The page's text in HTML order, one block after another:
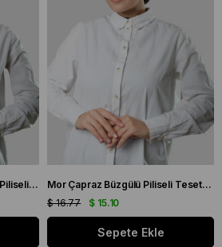
Gül Kurusu Çapraz Büzgülü Piliseli Tesettür Bone Fukuro Kendinden Desenli 2316_18
Mor Çapraz Büzgülü Piliseli Tesettür Bone Fukuro Kendinden Desenli 2316_22
$ 15.10
$ 16.77
Sepete Ekle